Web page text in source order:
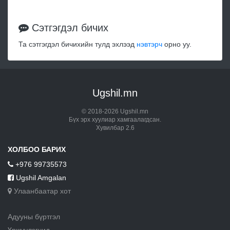
Сэтгэгдэл бичих
Та сэтгэгдэл бичихийн тулд эхлээд нэвтэрч орно уу.
Ugshil.mn
© 2018-2026 Ugshil.mn
Бүх эрх хуулиар хамгаалагдсан.
Хувилбар 2.6
ХОЛБОО БАРИХ
+976 99735573
Ugshil Amgalan
Улаанбаатар хот
Адууны бүртгэл